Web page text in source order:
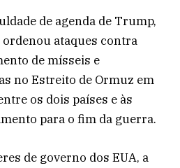
de agenda de Trump,
ataques contra
de mísseis e
no Estreito de Ormuz em
os dois países e às
para o fim da guerra.
de governo dos EUA, a